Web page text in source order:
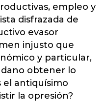
empleo y
disfrazada de
evasor
injusto que
y particular,
obtener lo
el antiquísimo
la opresión?